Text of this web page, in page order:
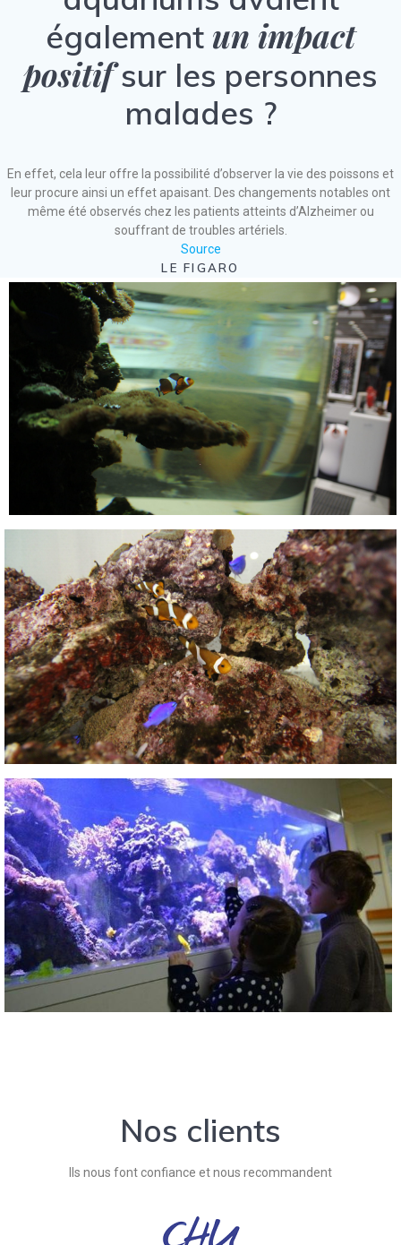
également un impact
positifsur les personnes
malades ?
En effet, cela leur offre la possibilité d’observer la vie des poissons et
leur procure ainsi un effet apaisant. Des changements notables ont
même été observés chez les patients atteints d’Alzheimer ou
souffrant de troubles artériels.
Source
LE FIGARO
Nos clients
Ils nous font confiance et nous recommandent